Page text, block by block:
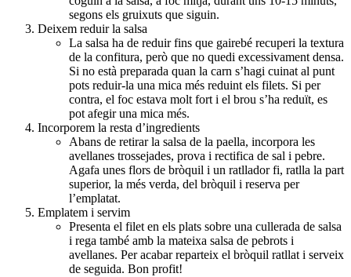
segons els gruixuts que siguin.
Deixem reduir la salsa
La salsa ha de reduir fins que gairebé recuperi la textura
de la confitura, però que no quedi excessivament densa.
Si no està preparada quan la carn s’hagi cuinat al punt
pots reduir-la una mica més reduint els filets. Si per
contra, el foc estava molt fort i el brou s’ha reduït, es
pot afegir una mica més.
Incorporem la resta d’ingredients
Abans de retirar la salsa de la paella, incorpora les
avellanes trossejades, prova i rectifica de sal i pebre.
Agafa unes flors de bròquil i un ratllador fi, ratlla la part
superior, la més verda, del bròquil i reserva per
l’emplatat.
Emplatem i servim
Presenta el filet en els plats sobre una cullerada de salsa
i rega també amb la mateixa salsa de pebrots i
avellanes. Per acabar reparteix el bròquil ratllat i serveix
de seguida. Bon profit!